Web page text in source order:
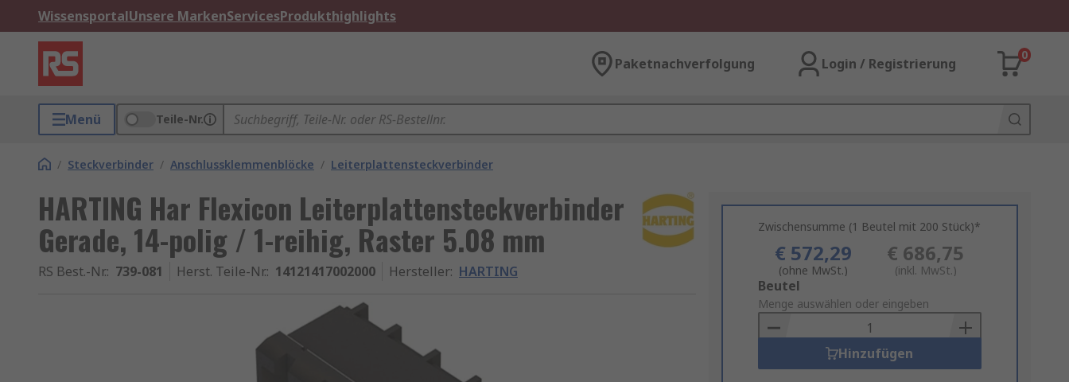
WissensportalUnsere MarkenServicesProdukthighlights
Paketnachverfolgung Login / Registrierung
0
Menü Teile-Nr.
/ Steckverbinder / Anschlussklemmenblöcke / Leiterplattensteckverbinder
HARTING Har Flexicon Leiterplattensteckverbinder
Gerade, 14-polig / 1-reihig, Raster 5.08 mm
RS Best.-Nr.: 739-081 Herst. Teile-Nr.: 14121417002000 Hersteller: HARTING
Zwischensumme (1 Beutel mit 200 Stück)*
€ 572,29
(ohne MwSt.)
€ 686,75
(inkl. MwSt.)
Add
to
Basket
Beutel
Menge auswählen oder eingeben
Hinzufügen